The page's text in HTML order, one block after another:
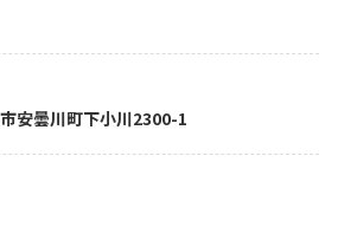
安曇川町下小川2300-1